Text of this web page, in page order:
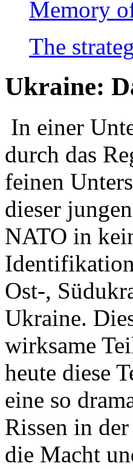
Memory
The
Ukraine:
In einer
durch das
feinen
dieser
NATO in
Ost-,
Ukraine.
wirksame
heute diese
eine so
Rissen in
die Macht